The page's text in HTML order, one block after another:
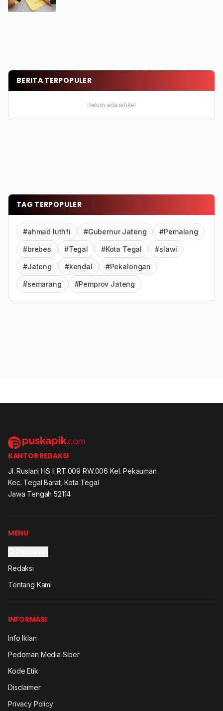
BERITA TERPOPULER
Belum ada artikel
TAG TERPOPULER
#ahmad luthfi #Gubernur Jateng #Pemalang
#brebes #Tegal #Kota Tegal #slawi
#Jateng #kendal #Pekalongan
#semarang #Pemprov Jateng
KANTOR REDAKSI
Jl. Ruslani HS II RT.009 RW.006 Kel. Pekauman
Kec. Tegal Barat, Kota Tegal
Jawa Tengah 52114
MENU
Redaksi
Tentang Kami
INFORMASI
Info Iklan
Pedoman Media Siber
Kode Etik
Disclaimer
Privacy Policy